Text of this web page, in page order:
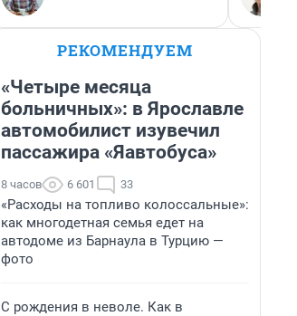
РЕКОМЕНДУЕМ
«Четыре месяца
больничных»: в Ярославле
автомобилист изувечил
пассажира «Яавтобуса»
8 часов 6 601 33
«Расходы на топливо колоссальные»:
как многодетная семья едет на
автодоме из Барнаула в Турцию —
фото
С рождения в неволе. Как в